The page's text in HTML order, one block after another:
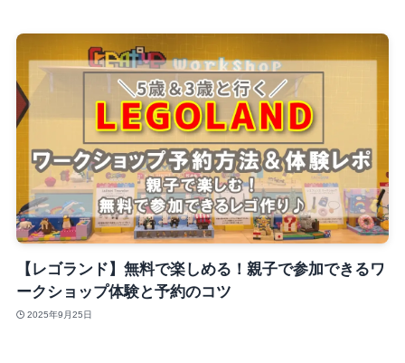
【レゴランド】無料で楽しめる！親子で参加できるワ
ークショップ体験と予約のコツ
2025年9月25日